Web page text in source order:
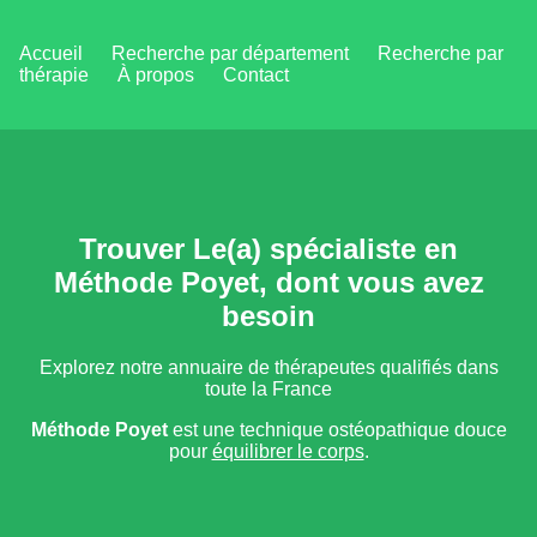
Accueil Recherche par département
Recherche par
thérapie
À propos Contact
Trouver Le(a) spécialiste en
Méthode Poyet, dont vous avez
besoin
Explorez notre annuaire de thérapeutes qualifiés dans
toute la France
Méthode Poyetest une technique ostéopathique douce
pour équilibrer le corps.